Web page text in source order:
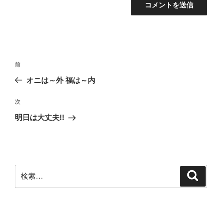
投
ビ
ゲ
ン
前
の
稿
前
オニは～外 福は～内
次
の
次
明日は大丈夫!!
索: